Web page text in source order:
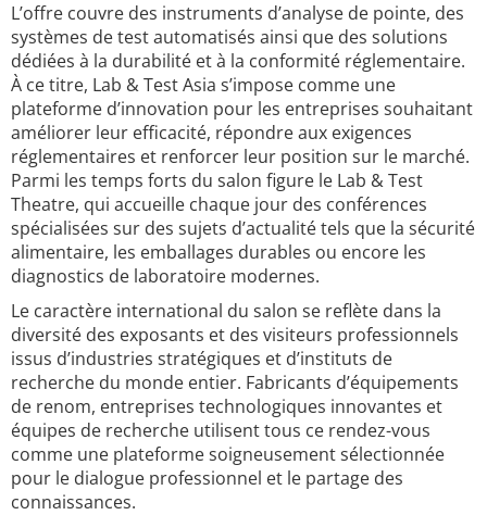
L’offre couvre des instruments d’analyse de pointe, des
systèmes de test automatisés ainsi que des solutions
dédiées à la durabilité et à la conformité réglementaire.
À ce titre, Lab & Test Asia s’impose comme une
plateforme d’innovation pour les entreprises souhaitant
améliorer leur efficacité, répondre aux exigences
réglementaires et renforcer leur position sur le marché.
Parmi les temps forts du salon figure le Lab & Test
Theatre, qui accueille chaque jour des conférences
spécialisées sur des sujets d’actualité tels que la sécurité
alimentaire, les emballages durables ou encore les
diagnostics de laboratoire modernes.
Le caractère international du salon se reflète dans la
diversité des exposants et des visiteurs professionnels
issus d’industries stratégiques et d’instituts de
recherche du monde entier. Fabricants d’équipements
de renom, entreprises technologiques innovantes et
équipes de recherche utilisent tous ce rendez-vous
comme une plateforme soigneusement sélectionnée
pour le dialogue professionnel et le partage des
connaissances.